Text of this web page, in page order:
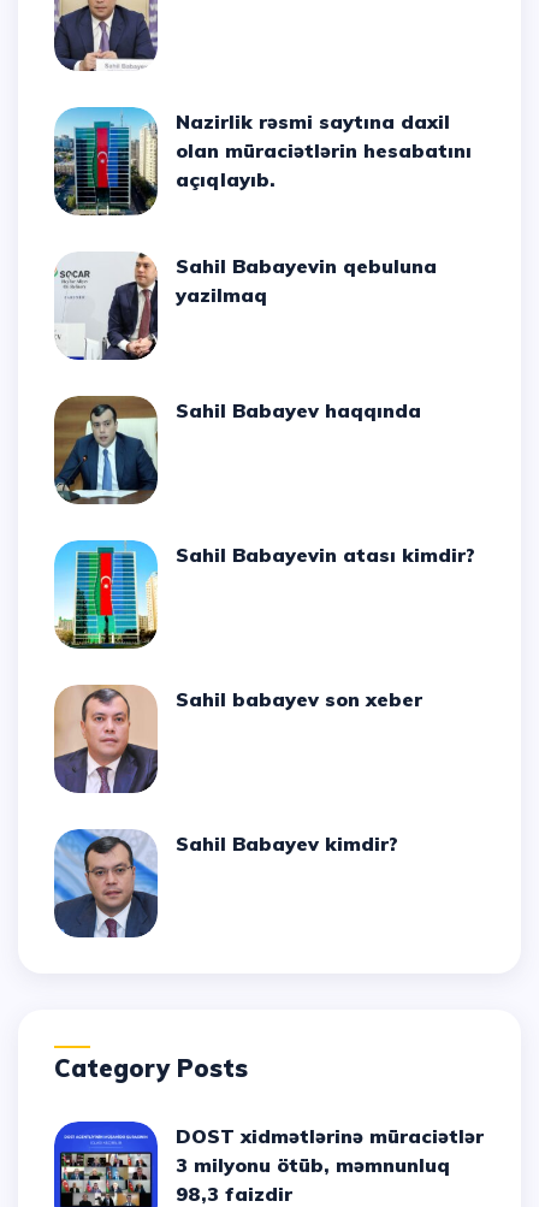
Nazirlik rəsmi saytına daxil
olan müraciətlərin hesabatını
açıqlayıb.
Sahil Babayevin qebuluna
yazilmaq
Sahil Babayev haqqında
Sahil Babayevin atası kimdir?
Sahil babayev son xeber
Sahil Babayev kimdir?
Category Posts
DOST xidmətlərinə müraciətlər
3 milyonu ötüb, məmnunluq
98,3 faizdir